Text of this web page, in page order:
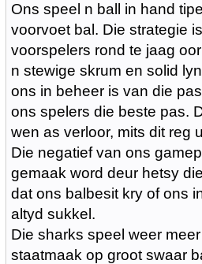
Ons speel n ball in hand
voorvoet bal. Die strategie
voorspelers rond te jaag
n stewige skrum en solid
ons in beheer is van die
ons spelers die beste pas.
wen as verloor, mits dit reg
Die negatief van ons
gemaak word deur hetsy
dat ons balbesit kry of ons
altyd sukkel.
Die sharks speel weer
staatmaak op groot swaar